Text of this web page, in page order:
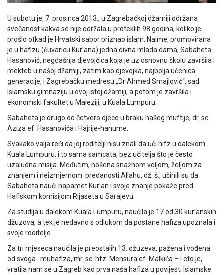
U subotu je, 7. prosinca 2013., u Zagrebačkoj džamiji održana
svečanost kakva se nije održala u proteklih 98 godina, koliko je
prošlo otkad je Hrvatski sabor priznao islam. Naime, promovirana
je u hafizu (čuvaricu Kur’ana) jedna divna mlada dama, Sabaheta
Hasanović, negdašnja djevojčica koja je uz osnovnu školu završila i
mekteb u našoj džamiji, zatim kao djevojka, najbolja učenica
generacije, i Zagrebačku medresu „Dr Ahmed Smajlović“, sad
Islamsku gimnaziju u ovoj istoj džamiji, a potom je završila i
ekonomski fakultet u Maleziji, u Kuala Lumpuru.
Sabaheta je drugo od četvero djece u braku našeg muftije, dr. sc.
Aziza ef. Hasanovića i Hajrije-hanume.
Svakako valja reći da joj roditelji nisu znali da uči hifz u dalekom
Kuala Lumpuru, i to sama samcata, bez učitelja što je često
uzaludna misija. Međutim, nošena snažnom voljom, željom za
znanjem i neizmjernom predanosti Allahu, dž. š., učinili su da
Sabaheta nauči napamet Kur’an i svoje znanje pokaže pred
Hafiskom komisijom Rijaseta u Sarajevu.
Za studija u dalekom Kuala Lumpuru, naučila je 17 od 30 kur’anskih
džuzova, a tek je nedavno s odlukom da postane hafiza upoznala i
svoje roditelje.
Za tri mjeseca naučila je preostalih 13. džuzeva, pažena i vođena
od svoga muhafiza, mr. sc. hfz. Mensura ef. Malkića – i eto je,
vratila nam se u Zagreb kao prva naša hafiza u povijesti Islamske